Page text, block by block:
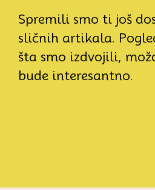
Spremili smo ti još
sličnih artikala.
šta smo izdvojili,
bude interesantno.